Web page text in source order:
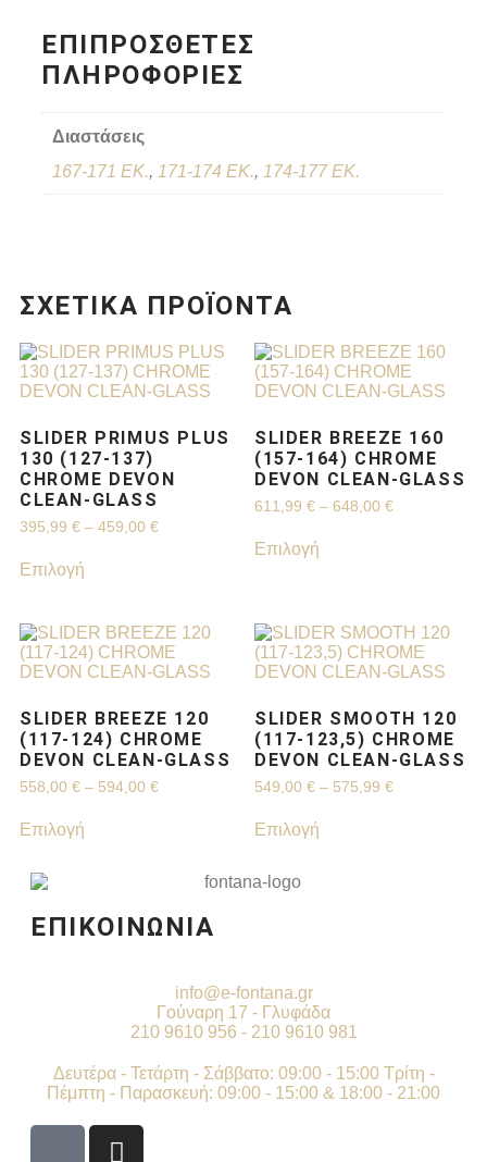
ΕΠΙΠΡΌΣΘΕΤΕΣ
ΠΛΗΡΟΦΟΡΊΕΣ
Διαστάσεις
167-171 EK., 171-174 EK., 174-177 EK.
ΣΧΕΤΙΚΆ ΠΡΟΪΌΝΤΑ
SLIDER PRIMUS PLUS
130 (127-137)
CHROME DEVON
CLEAN-GLASS
395,99 € – 459,00 €
Επιλογή
SLIDER BREEZE 160
(157-164) CHROME
DEVON CLEAN-GLASS
611,99 € – 648,00 €
Επιλογή
SLIDER BREEZE 120
(117-124) CHROME
DEVON CLEAN-GLASS
558,00 € – 594,00 €
Επιλογή
SLIDER SMOOTH 120
(117-123,5) CHROME
DEVON CLEAN-GLASS
549,00 € – 575,99 €
Επιλογή
ΕΠΙΚΟΙΝΩΝΙΑ
info@e-fontana.gr
Γούναρη 17 - Γλυφάδα
210 9610 956 - 210 9610 981
Δευτέρα - Τετάρτη - Σάββατο: 09:00 - 15:00 Τρίτη -
Πέμπτη - Παρασκευή: 09:00 - 15:00 & 18:00 - 21:00